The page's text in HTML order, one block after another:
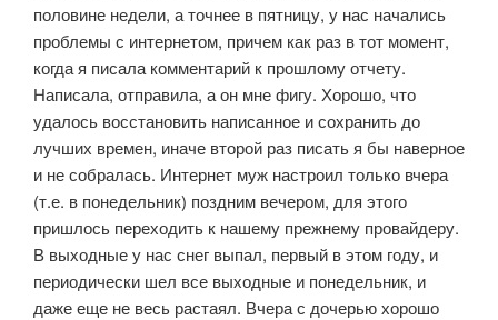
половине недели, а точнее в пятницу, у нас начались
проблемы с интернетом, причем как раз в тот момент,
когда я писала комментарий к прошлому отчету.
Написала, отправила, а он мне фигу. Хорошо, что
удалось восстановить написанное и сохранить до
лучших времен, иначе второй раз писать я бы наверное
и не собралась. Интернет муж настроил только вчера
(т.е. в понедельник) поздним вечером, для этого
пришлось переходить к нашему прежнему провайдеру.
В выходные у нас снег выпал, первый в этом году, и
периодически шел все выходные и понедельник, и
даже еще не весь растаял. Вчера с дочерью хорошо